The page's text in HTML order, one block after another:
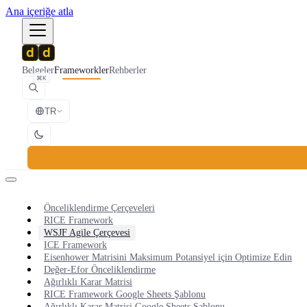
Ana içeriğe atla
BelgelerFrameworklerRehberler
⌘K
TR
Önceliklendirme Çerçeveleri
RICE Framework
WSJF Agile Çerçevesi
ICE Framework
Eisenhower Matrisini Maksimum Potansiyel için Optimize Edin
Değer-Efor Önceliklendirme
Ağırlıklı Karar Matrisi
RICE Framework Google Sheets Şablonu